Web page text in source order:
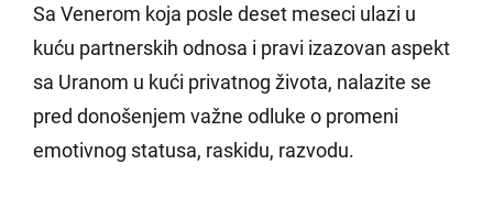
Sa Venerom koja posle deset meseci ulazi u
kuću partnerskih odnosa i pravi izazovan aspekt
sa Uranom u kući privatnog života, nalazite se
pred donošenjem važne odluke o promeni
emotivnog statusa, raskidu, razvodu.